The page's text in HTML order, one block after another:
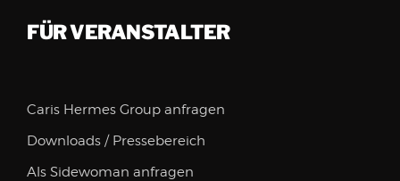
FÜR VERANSTALTER
Caris Hermes Group anfragen
Downloads / Pressebereich
Als Sidewoman anfragen